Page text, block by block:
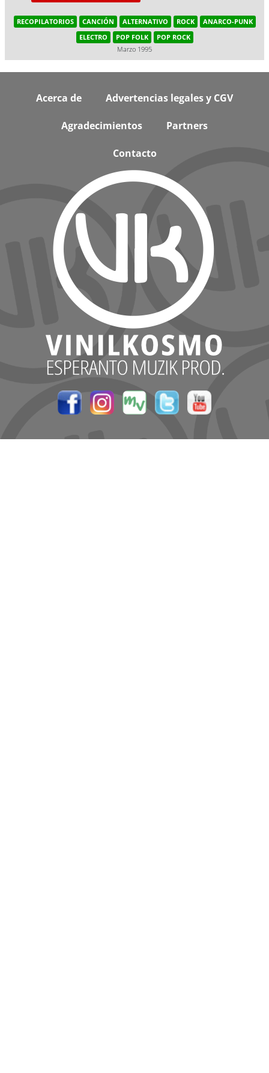
RECOPILATORIOS CANCIÓN ALTERNATIVO ROCK
ANARCO-PUNK
ELECTRO
POP FOLK
POP ROCK
Marzo 1995
FooterAcerca de Advertencias legales y CGV
Agradecimientos Partners
Contacto